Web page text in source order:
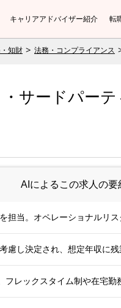
キャリアアドバイザー紹介 転
知財 法務・コンプライアンス
・サードパー
AIによるこの求人の要
担当。オペレーショナルリ
慮し決定され、想定年収に
レックスタイム制や在宅